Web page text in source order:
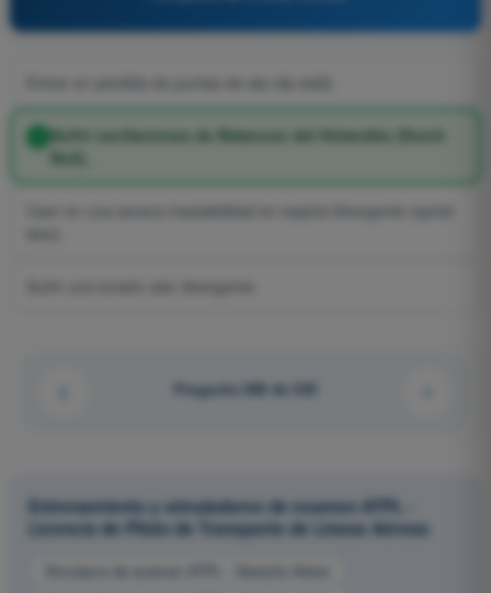
Sufrir oscilaciones de Balanceo del Holandés (Dutch
Roll).
Pregunta 388 de 520
Entrenamiento y simuladores de examen ATPL -
Licencia de Piloto de Transporte de Líneas Aéreas
Simulacro de examen ATPL - Derecho Aéreo